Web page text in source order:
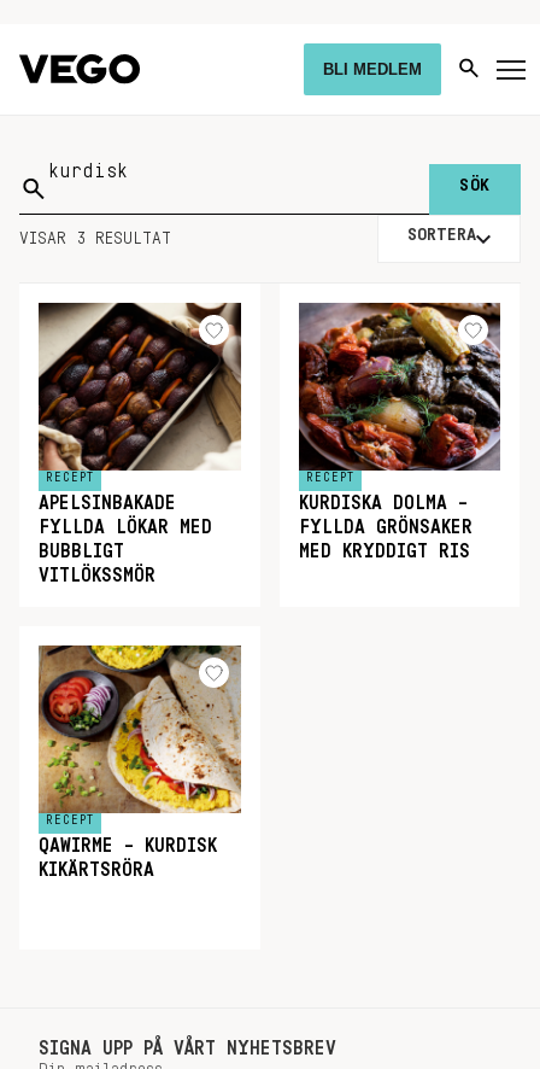
BLI MEDLEM
Sök
på:
VISAR 3 RESULTAT SORTERA
RECEPT
APELSINBAKADE
FYLLDA LÖKAR MED
BUBBLIGT
VITLÖKSSMÖR
RECEPT
KURDISKA DOLMA –
FYLLDA GRÖNSAKER
MED KRYDDIGT RIS
RECEPT
QAWIRME – KURDISK
KIKÄRTSRÖRA
SIGNA UPP PÅ VÅRT NYHETSBREV